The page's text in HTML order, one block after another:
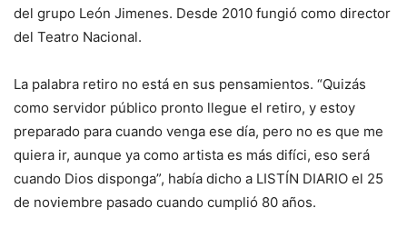
del grupo León Jimenes. Desde 2010 fungió como director
del Teatro Nacional.
La palabra retiro no está en sus pensamientos. “Quizás
como servidor público pronto llegue el retiro, y estoy
preparado para cuando venga ese día, pero no es que me
quiera ir, aunque ya como artista es más difíci, eso será
cuando Dios disponga”, había dicho a LISTÍN DIARIO el 25
de noviembre pasado cuando cumplió 80 años.